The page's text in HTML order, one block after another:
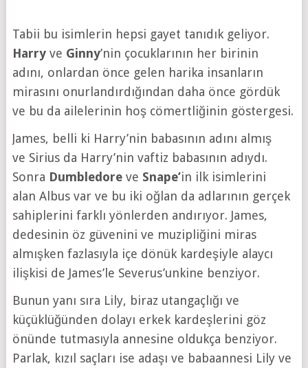
Tabii bu isimlerin hepsi gayet tanıdık geliyor.
Harryve Ginny’nin çocuklarının her birinin
adını, onlardan önce gelen harika insanların
mirasını onurlandırdığından daha önce gördük
ve bu da ailelerinin hoş cömertliğinin göstergesi.
James, belli ki Harry’nin babasının adını almış
ve Sirius da Harry’nin vaftiz babasının adıydı.
Sonra Dumbledoreve Snape’in ilk isimlerini
alan Albus var ve bu iki oğlan da adlarının gerçek
sahiplerini farklı yönlerden andırıyor. James,
dedesinin öz güvenini ve muzipliğini miras
almışken fazlasıyla içe dönük kardeşiyle alaycı
ilişkisi de James’le Severus’unkine benziyor.
Bunun yanı sıra Lily, biraz utangaçlığı ve
küçüklüğünden dolayı erkek kardeşlerini göz
önünde tutmasıyla annesine oldukça benziyor.
Parlak, kızıl saçları ise adaşı ve babaannesi Lily ve